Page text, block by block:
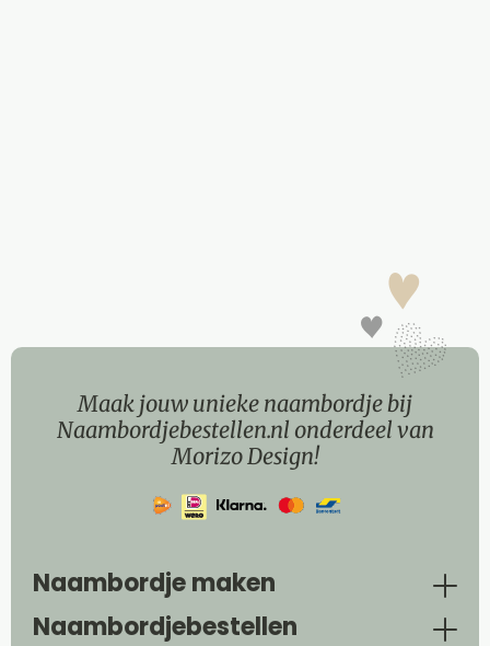
Maak jouw unieke naambordje bij
Naambordjebestellen.nl onderdeel van
Morizo Design!
Naambordje maken
Naambordjebestellen